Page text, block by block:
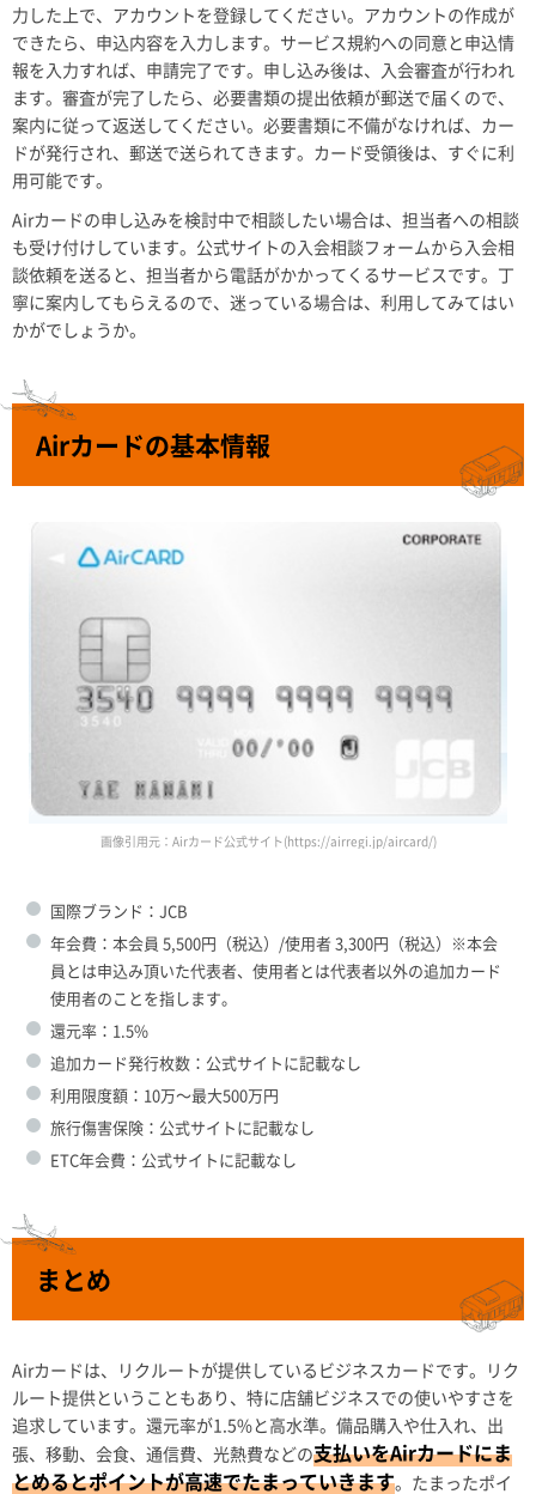
力した上で、アカウントを登録してください。アカウントの作成が
できたら、申込内容を入力します。サービス規約への同意と申込情
報を入力すれば、申請完了です。申し込み後は、入会審査が行われ
ます。審査が完了したら、必要書類の提出依頼が郵送で届くので、
案内に従って返送してください。必要書類に不備がなければ、カー
ドが発行され、郵送で送られてきます。カード受領後は、すぐに利
用可能です。
Airカードの申し込みを検討中で相談したい場合は、担当者への相談
も受け付けしています。公式サイトの入会相談フォームから入会相
談依頼を送ると、担当者から電話がかかってくるサービスです。丁
寧に案内してもらえるので、迷っている場合は、利用してみてはい
かがでしょうか。
Airカードの基本情報
画像引用元：Airカード公式サイト(https://airregi.jp/aircard/)
国際ブランド：JCB
年会費：本会員 5,500円（税込）/使用者 3,300円（税込）※本会
員とは申込み頂いた代表者、使用者とは代表者以外の追加カード
使用者のことを指します。
還元率：1.5%
追加カード発行枚数：公式サイトに記載なし
利用限度額：10万～最大500万円
旅行傷害保険：公式サイトに記載なし
ETC年会費：公式サイトに記載なし
まとめ
Airカードは、リクルートが提供しているビジネスカードです。リク
ルート提供ということもあり、特に店舗ビジネスでの使いやすさを
追求しています。還元率が1.5%と高水準。備品購入や仕入れ、出
張、移動、会食、通信費、光熱費などの支払いをAirカードにま
とめるとポイントが高速でたまっていきます。たまったポイ